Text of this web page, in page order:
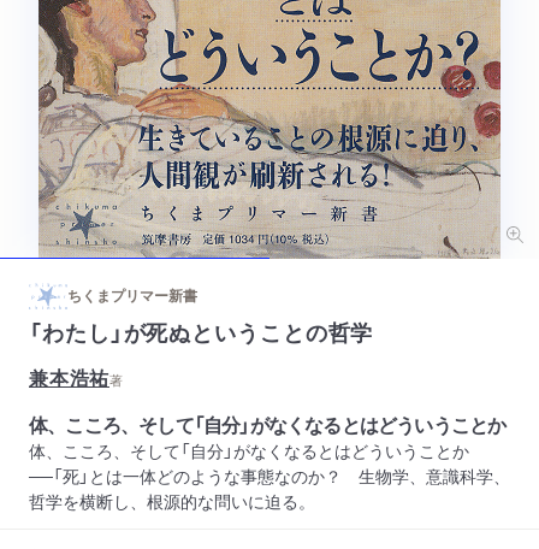
ちくまプリマー新書
「わたし」が死ぬということの哲学
兼本浩祐著
体、こころ、そして「自分」がなくなるとはどういうことか
体、こころ、そして「自分」がなくなるとはどういうことか
──「死」とは一体どのような事態なのか？ 生物学、意識科学、
哲学を横断し、根源的な問いに迫る。